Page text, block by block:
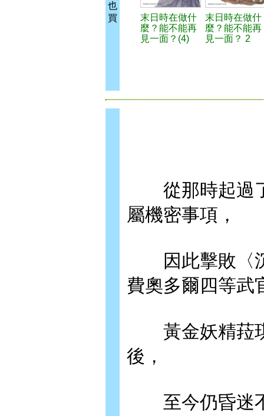
也
買
末日時在做什
麼？能不能再
見一面？(4)
末日時在做什
麼？能不能再
見一面？ 2
從那時起過了
屬機密事項，
因此擊敗〈沉
費奧多爾四等武
黃金妖精菈琪
後，
至今仍昏迷不